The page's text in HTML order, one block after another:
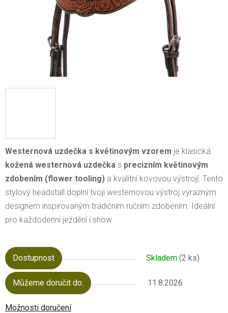
Westernová uzdečka s květinovým vzorem je klasická
kožená westernová uzdečka s precizním květinovým
zdobením (flower tooling) a kvalitní kovovou výstrojí. Tento
stylový headstall doplní tvoji westernovou výstroj výrazným
designem inspirovaným tradičním ručním zdobením. Ideální
pro každodenní ježdění i show.
Dostupnost Skladem (2 ks)
Můžeme doručit do: 11.8.2026
Možnosti doručení